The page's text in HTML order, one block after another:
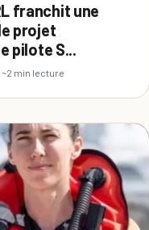
franchit une
projet
pilote S...
~2 min lecture